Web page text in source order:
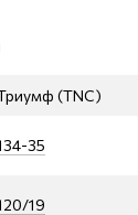
(TNC)
35
19